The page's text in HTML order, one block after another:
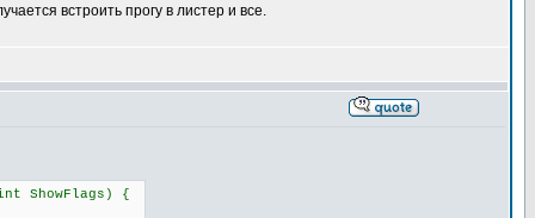
встроить прогу в листер и все.
ShowFlags) {